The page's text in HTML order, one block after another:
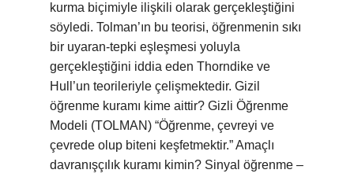
kurma biçimiyle ilişkili olarak gerçekleştiğini
söyledi. Tolman’ın bu teorisi, öğrenmenin sıkı
bir uyaran-tepki eşleşmesi yoluyla
gerçekleştiğini iddia eden Thorndike ve
Hull’un teorileriyle çelişmektedir. Gizil
öğrenme kuramı kime aittir? Gizli Öğrenme
Modeli (TOLMAN) “Öğrenme, çevreyi ve
çevrede olup biteni keşfetmektir.” Amaçlı
davranışçılık kuramı kimin? Sinyal öğrenme –